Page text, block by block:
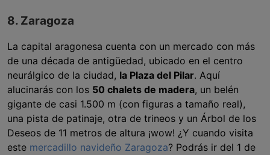
8. Zaragoza
La capital aragonesa cuenta con un mercado con más
de una década de antigüedad, ubicado en el centro
neurálgico de la ciudad, la Plaza del Pilar. Aquí
alucinarás con los 50 chalets de madera, un belén
gigante de casi 1.500 m (con figuras a tamaño real),
una pista de patinaje, otra de trineos y un Árbol de los
Deseos de 11 metros de altura ¡wow! ¿Y cuando visita
este mercadillo navideño Zaragoza? Podrás ir del 1 de